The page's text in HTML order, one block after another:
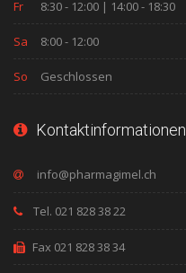
Fr 8:30 - 12:00 | 14:00 - 18:30
Sa 8:00 - 12:00
So Geschlossen
Kontaktinformationen
Tel. 021 828 38 22
Fax 021 828 38 34